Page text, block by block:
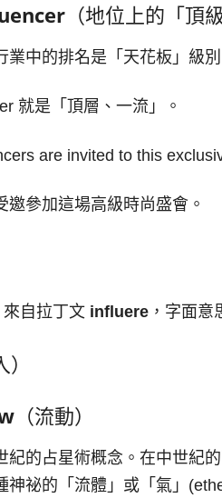
（地位上的「頂級
業中的排名是「天花板」級
就是「頂層、一流」。
are invited to this
邀參加這場高級時尚盛會。
來自拉丁文 influere，字面意
（流動）
紀的占星術概念。在中世紀
神祕的「流體」或「氣」